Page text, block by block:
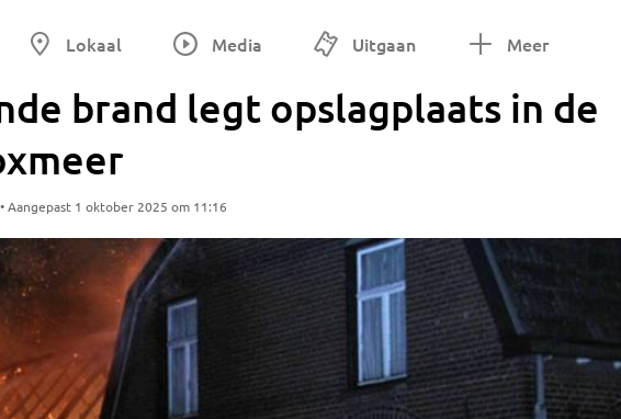
Lokaal Media Uitgaan Meer
brand legt opslagplaats in de
Aangepast 1 oktober 2025 om 11:16